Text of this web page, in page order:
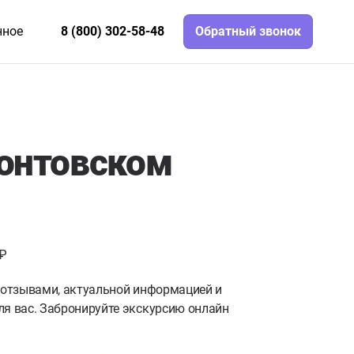
8 (800) 302-58-48 Обратный звонок
актуальной информацией и
Забронируйте экскурсию онлайн